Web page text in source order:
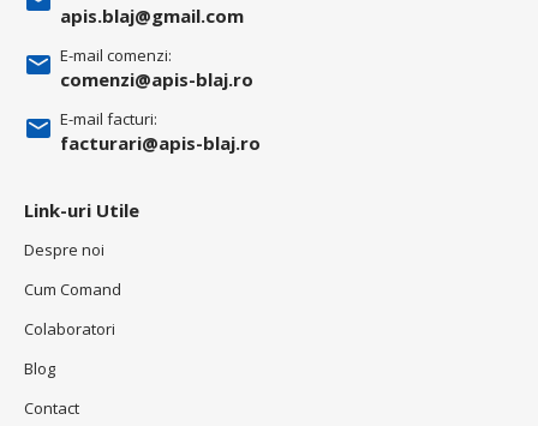
apis.blaj@gmail.com
E-mail comenzi:
comenzi@apis-blaj.ro
E-mail facturi:
facturari@apis-blaj.ro
Link-uri Utile
Despre noi
Cum Comand
Colaboratori
Blog
Contact